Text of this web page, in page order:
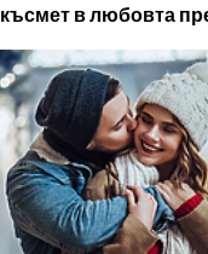
късмет в любовта